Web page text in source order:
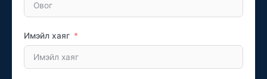
Имэйл хаяг